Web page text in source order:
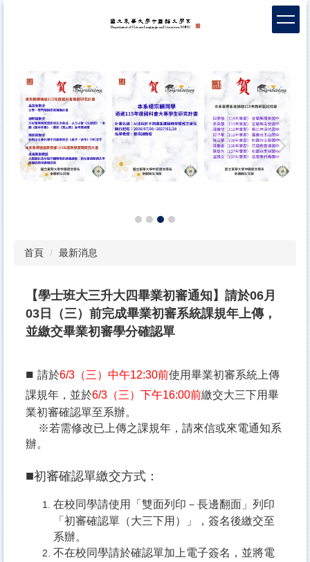
首頁 最新消息
【學士班大三升大四畢業初審通知】請於06月
03日（三）前完成畢業初審系統課規年上傳，
並繳交畢業初審學分確認單
■ 請於6/3（三）中午12:30前使用畢業初審系統 上傳
課規年，並於6/3（三）下午16:00前繳交大三下用畢
業初審確認單至系辦。
※若需修改已上傳之課規年，請來信或來電通知系
辦。
■初審確認單繳交方式：
在校同學請使用「雙面列印－長邊翻面」列印
「初審確認單（大三下用）」，簽名後繳交至
系辦。
不在校同學請於確認單加上電子簽名，並將電